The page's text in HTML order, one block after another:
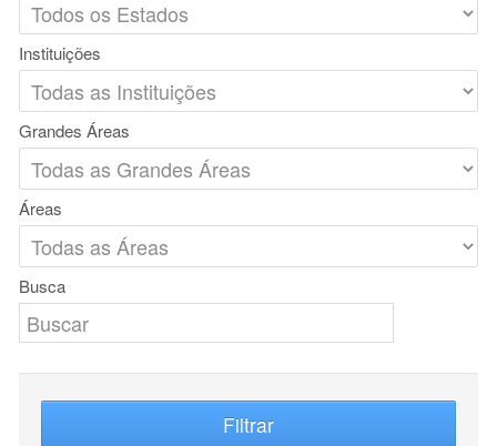
Instituições
Grandes Áreas
Áreas
Busca
Filtrar